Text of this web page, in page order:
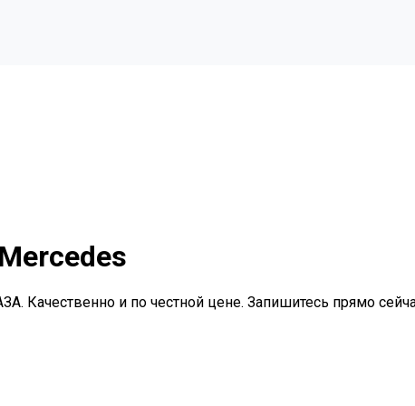
Качественно и по честной цене. Запишитесь прямо